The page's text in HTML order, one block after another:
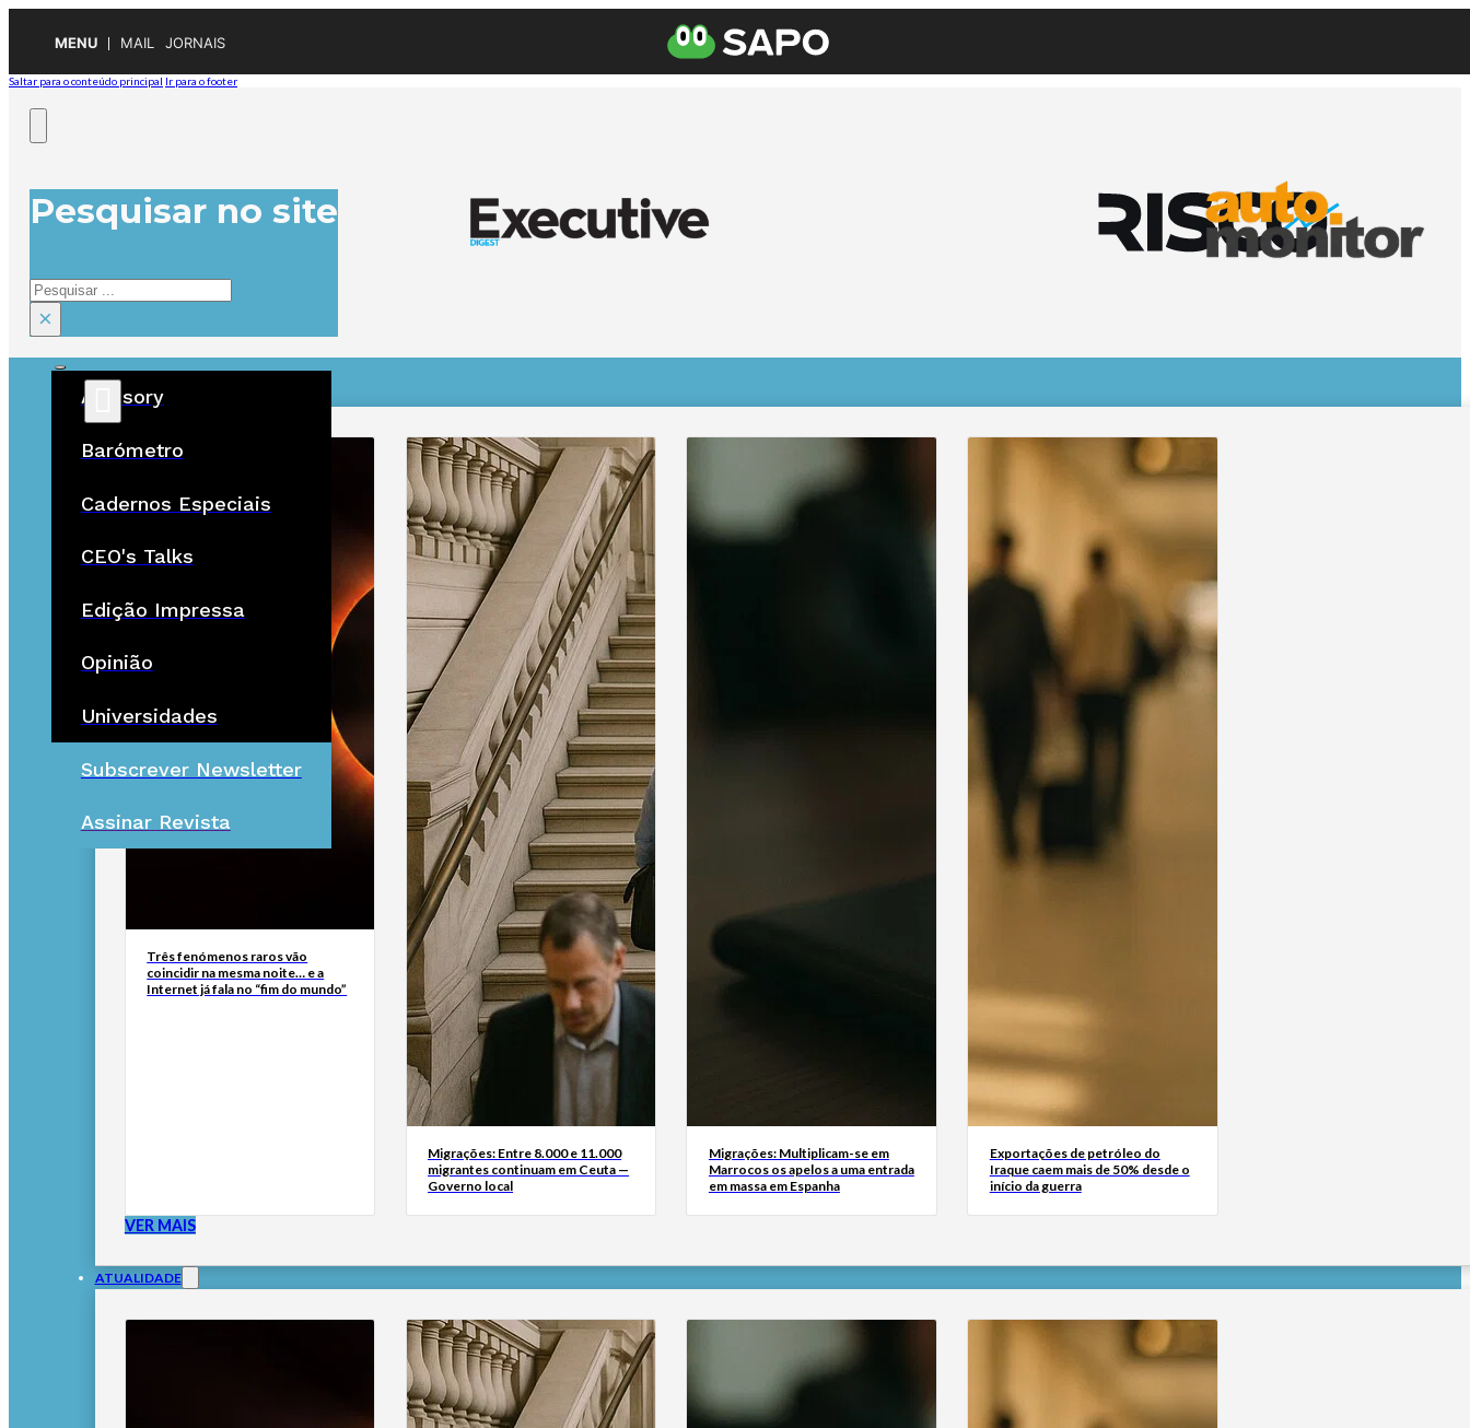
MENU MAIL JORNAIS
Saltar para o conteúdo principal Ir para o footer
Pesquisar no site
Pesquisar
×
Advisory
Barómetro
Cadernos Especiais
CEO's Talks
Edição Impressa
Opinião
Universidades
Subscrever Newsletter
Assinar Revista
ÚLTIMAS
Três fenómenos raros vão
coincidir na mesma noite… e a
Internet já fala no “fim do mundo”
Migrações: Entre 8.000 e 11.000
migrantes continuam em Ceuta —
Governo local
Migrações: Multiplicam-se em
Marrocos os apelos a uma entrada
em massa em Espanha
Exportações de petróleo do
Iraque caem mais de 50% desde o
início da guerra
VER MAIS
ATUALIDADE